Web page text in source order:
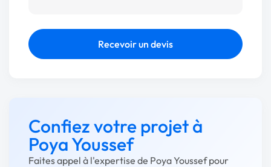
Recevoir un devis
Confiez votre projet à
Poya Youssef
Faites appel à l'expertise de Poya Youssef pour